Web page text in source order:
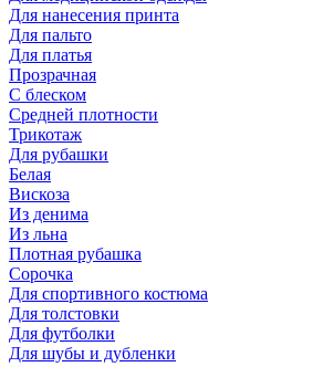
Для нанесения принта
Для пальто
Для платья
Прозрачная
С блеском
Средней плотности
Трикотаж
Для рубашки
Белая
Вискоза
Из денима
Из льна
Плотная рубашка
Сорочка
Для спортивного костюма
Для толстовки
Для футболки
Для шубы и дубленки